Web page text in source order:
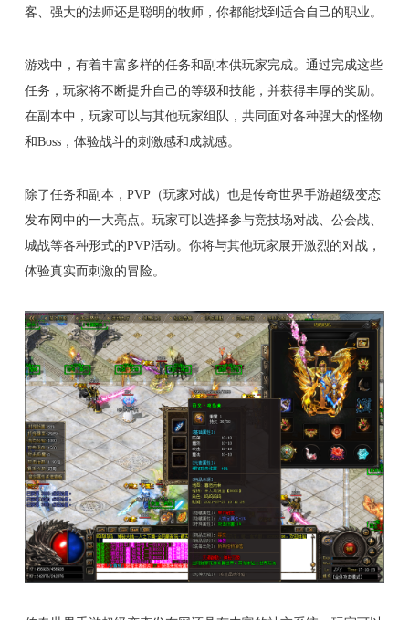
客、强大的法师还是聪明的牧师，你都能找到适合自己的职业。
游戏中，有着丰富多样的任务和副本供玩家完成。通过完成这些
任务，玩家将不断提升自己的等级和技能，并获得丰厚的奖励。
在副本中，玩家可以与其他玩家组队，共同面对各种强大的怪物
和Boss，体验战斗的刺激感和成就感。
除了任务和副本，PVP（玩家对战）也是传奇世界手游超级变态
发布网中的一大亮点。玩家可以选择参与竞技场对战、公会战、
城战等各种形式的PVP活动。你将与其他玩家展开激烈的对战，
体验真实而刺激的冒险。